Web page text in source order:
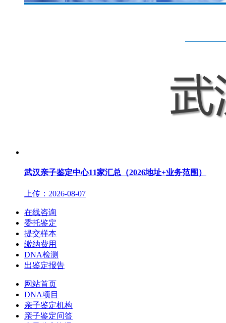
武汉亲子鉴定中心11家汇总（2026地址+业务范围）
上传：2026-08-07
在线咨询
委托鉴定
提交样本
缴纳费用
DNA检测
出鉴定报告
网站首页
DNA项目
亲子鉴定机构
亲子鉴定问答